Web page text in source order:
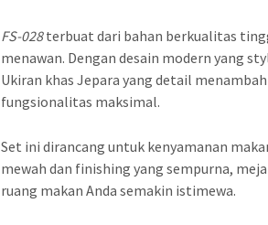
FS-028terbuat dari bahan berkualitas
menawan. Dengan desain modern yang
Ukiran khas Jepara yang detail
fungsionalitas maksimal.
Set ini dirancang untuk kenyamanan
mewah dan finishing yang sempurna,
ruang makan Anda semakin istimewa.